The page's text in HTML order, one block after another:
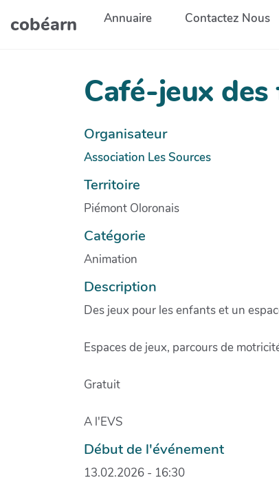
Aller au contenu principal
cobéarn Annuaire Contactez Nous
Café-jeux
Organisateur
Association Les Sources
Territoire
Piémont Oloronais
Catégorie
Animation
Description
Des jeux pour les enfants et un
Espaces de jeux, parcours de
Gratuit
A l'EVS
Début de l'événement
13.02.2026 - 16:30